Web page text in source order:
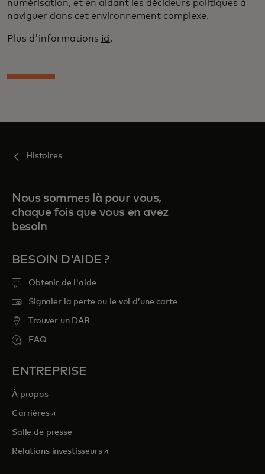
numérisation, et en aidant les décideurs politiques à
naviguer dans cet environnement complexe.
Plus d'informations ici.
Histoires
Nous sommes là pour vous,
chaque fois que vous en avez
besoin
BESOIN D'AIDE ?
Obtenir de l'aide
Signaler la perte ou le vol d’une carte
Trouver un DAB
FAQ
ENTREPRISE
À propos
Carrièress’ouvre dans un nouvel onglet
Salle de presse
Relations investisseurss’ouvre dans un nouvel onglet